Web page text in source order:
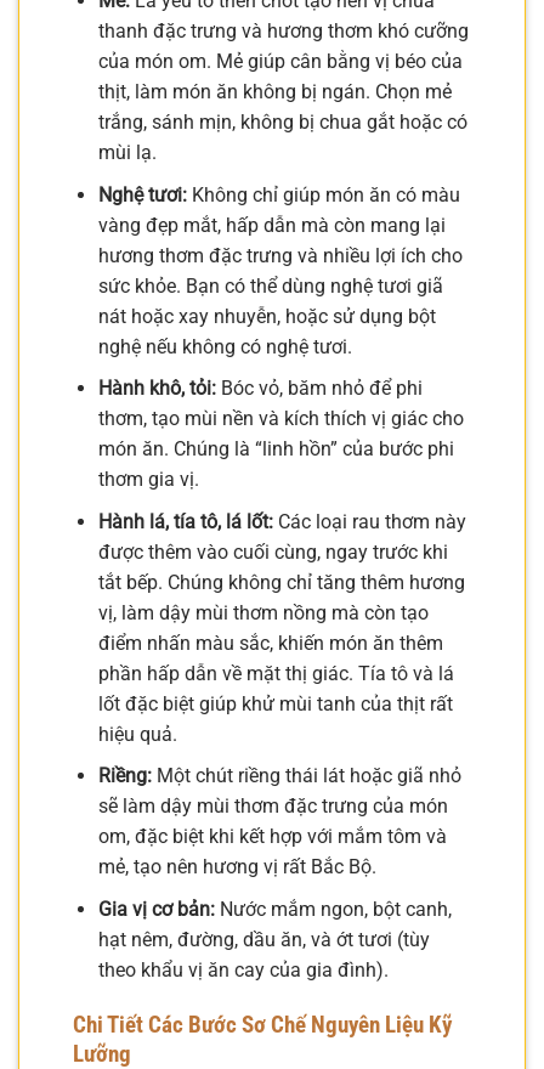
thanh đặc trưng và hương thơm khó cưỡng
của món om. Mẻ giúp cân bằng vị béo của
thịt, làm món ăn không bị ngán. Chọn mẻ
trắng, sánh mịn, không bị chua gắt hoặc có
mùi lạ.
Nghệ tươi:Không chỉ giúp món ăn có màu
vàng đẹp mắt, hấp dẫn mà còn mang lại
hương thơm đặc trưng và nhiều lợi ích cho
sức khỏe. Bạn có thể dùng nghệ tươi giã
nát hoặc xay nhuyễn, hoặc sử dụng bột
nghệ nếu không có nghệ tươi.
Hành khô, tỏi:Bóc vỏ, băm nhỏ để phi
thơm, tạo mùi nền và kích thích vị giác cho
món ăn. Chúng là “linh hồn” của bước phi
thơm gia vị.
Hành lá, tía tô, lá lốt:Các loại rau thơm này
được thêm vào cuối cùng, ngay trước khi
tắt bếp. Chúng không chỉ tăng thêm hương
vị, làm dậy mùi thơm nồng mà còn tạo
điểm nhấn màu sắc, khiến món ăn thêm
phần hấp dẫn về mặt thị giác. Tía tô và lá
lốt đặc biệt giúp khử mùi tanh của thịt rất
hiệu quả.
Riềng:Một chút riềng thái lát hoặc giã nhỏ
sẽ làm dậy mùi thơm đặc trưng của món
om, đặc biệt khi kết hợp với mắm tôm và
mẻ, tạo nên hương vị rất Bắc Bộ.
Gia vị cơ bản:Nước mắm ngon, bột canh,
hạt nêm, đường, dầu ăn, và ớt tươi (tùy
theo khẩu vị ăn cay của gia đình).
Chi Tiết Các Bước Sơ Chế Nguyên Liệu Kỹ
Lưỡng